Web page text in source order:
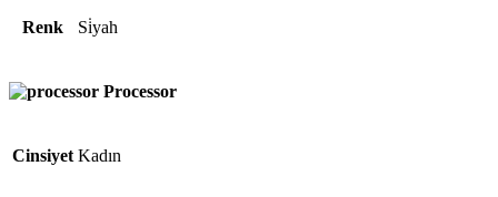
Renk Si̇yah
Processor
Cinsiyet Kadın